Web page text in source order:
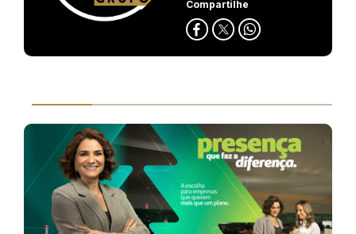
Compartilhe